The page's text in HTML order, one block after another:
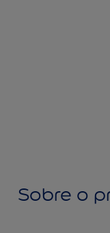
Sobre o